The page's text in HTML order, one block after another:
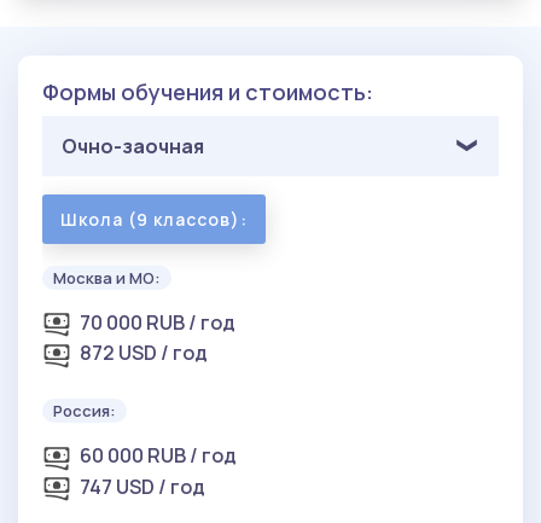
Формы обучения и стоимость:
Очно-заочная
Школа (9 классов):
Москва и МО:
70 000 RUB / год
872 USD / год
Россия:
60 000 RUB / год
747 USD / год